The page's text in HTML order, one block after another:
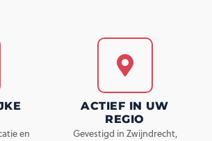
en
ACTIEF IN UW
REGIO
Gevestigd in Zwijndrecht,